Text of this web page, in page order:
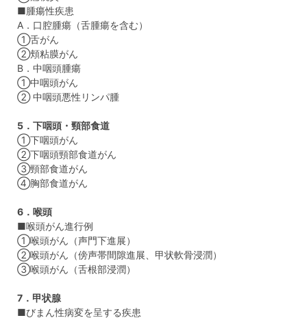
■腫瘍性疾患
A．口腔腫瘍（舌腫瘍を含む）
①舌がん
②頬粘膜がん
B．中咽頭腫瘍
①中咽頭がん
② 中咽頭悪性リンパ腫
5．下咽頭・頸部食道
①下咽頭がん
②下咽頭頸部食道がん
③頸部食道がん
④胸部食道がん
6．喉頭
■喉頭がん進行例
①喉頭がん（声門下進展）
②喉頭がん（傍声帯間隙進展、甲状軟骨浸潤）
③喉頭がん（舌根部浸潤）
7．甲状腺
■びまん性病変を呈する疾患